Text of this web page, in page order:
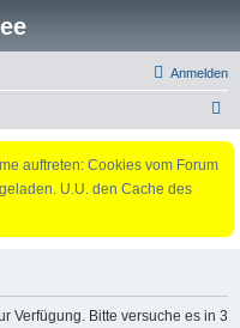
Anmelden
auftreten: Cookies vom Forum
U.U. den Cache des
Verfügung. Bitte versuche es in 3